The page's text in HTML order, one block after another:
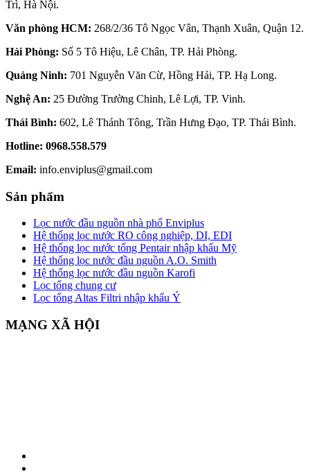
Trì, Hà Nội.
Văn phòng HCM: 268/2/36 Tô Ngọc Vân, Thạnh Xuân, Quận 12.
Hải Phòng: Số 5 Tô Hiệu, Lê Chân, TP. Hải Phòng.
Quảng Ninh: 701 Nguyễn Văn Cừ, Hồng Hải, TP. Hạ Long.
Nghệ An: 25 Đường Trường Chinh, Lê Lợi, TP. Vinh.
Thái Bình: 602, Lê Thánh Tông, Trần Hưng Đạo, TP. Thái Bình.
Hotline: 0968.558.579
Email: info.enviplus@gmail.com
Sản phẩm
Lọc nước đầu nguồn nhà phố Enviplus
Hệ thống lọc nước RO công nghiệp, DI, EDI
Hệ thống lọc nước tổng Pentair nhập khẩu Mỹ
Hệ thống lọc nước đầu nguồn A.O. Smith
Hệ thống lọc nước đầu nguồn Karofi
Lọc tổng chung cư
Lọc tổng Altas Filtri nhập khẩu Ý
MẠNG XÃ HỘI